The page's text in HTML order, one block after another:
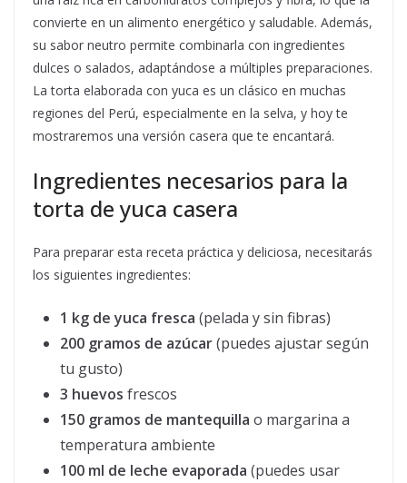
convierte en un alimento energético y saludable. Además,
su sabor neutro permite combinarla con ingredientes
dulces o salados, adaptándose a múltiples preparaciones.
La torta elaborada con yuca es un clásico en muchas
regiones del Perú, especialmente en la selva, y hoy te
mostraremos una versión casera que te encantará.
Ingredientes necesarios para la
torta de yuca casera
Para preparar esta receta práctica y deliciosa, necesitarás
los siguientes ingredientes:
1 kg de yuca fresca (pelada y sin fibras)
200 gramos de azúcar(puedes ajustar según
tu gusto)
3 huevos frescos
150 gramos de mantequilla o margarina a
temperatura ambiente
100 ml de leche evaporada (puedes usar